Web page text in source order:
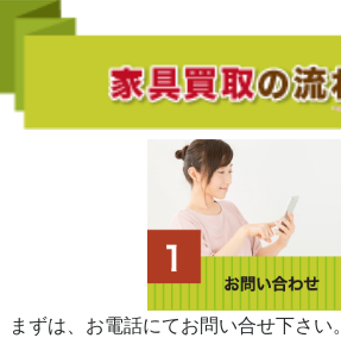
まずは、お電話にてお問い合せ下さい。